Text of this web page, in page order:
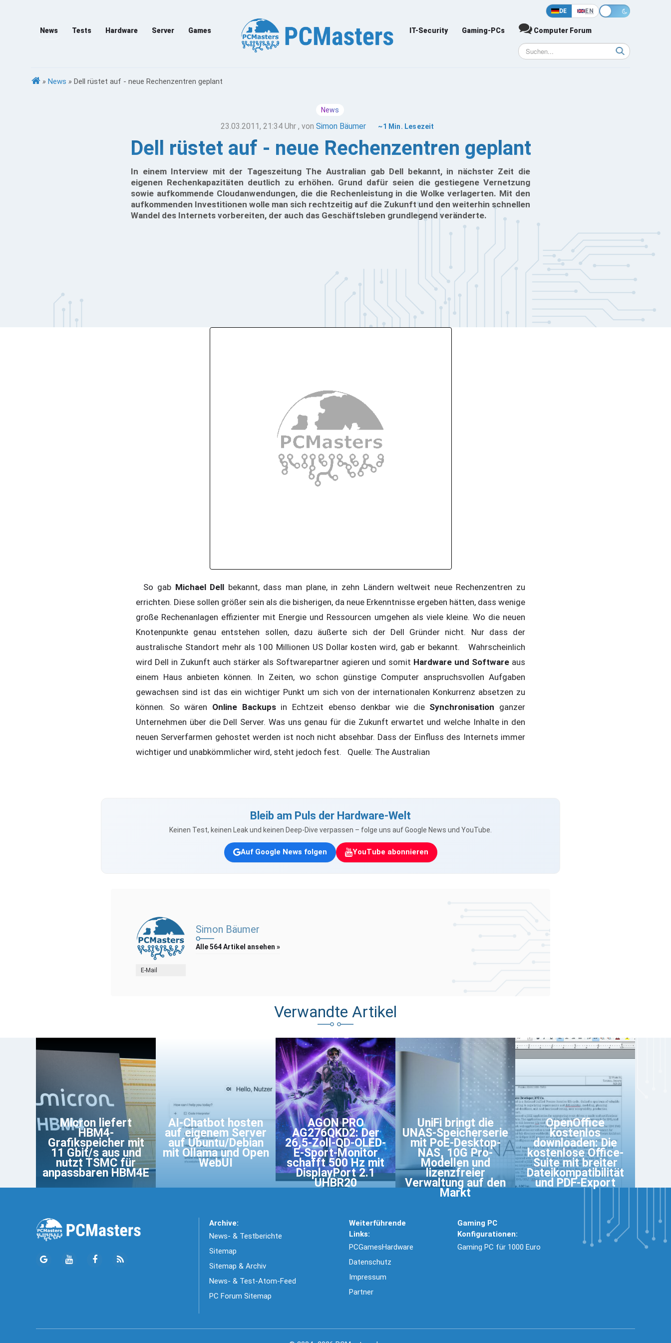
DE EN
News Tests Hardware Server Games IT-Security Gaming-PCs Computer Forum
» News » Dell rüstet auf - neue Rechenzentren geplant
News
23.03.2011, 21:34 Uhr , vonSimon Bäumer ~1 Min. Lesezeit
Dell rüstet auf - neue Rechenzentren geplant
In einem Interview mit der Tageszeitung The Australian gab Dell bekannt, in nächster Zeit die
eigenen Rechenkapazitäten deutlich zu erhöhen. Grund dafür seien die gestiegene Vernetzung
sowie aufkommende Cloudanwendungen, die die Rechenleistung in die Wolke verlagerten. Mit den
aufkommenden Investitionen wolle man sich rechtzeitig auf die Zukunft und den weiterhin schnellen
Wandel des Internets vorbereiten, der auch das Geschäftsleben grundlegend veränderte.
So gab Michael Dell bekannt, dass man plane, in zehn Ländern weltweit neue Rechenzentren zu
errichten. Diese sollen größer sein als die bisherigen, da neue Erkenntnisse ergeben hätten, dass wenige
große Rechenanlagen effizienter mit Energie und Ressourcen umgehen als viele kleine. Wo die neuen
Knotenpunkte genau entstehen sollen, dazu äußerte sich der Dell Gründer nicht. Nur dass der
australische Standort mehr als 100 Millionen US Dollar kosten wird, gab er bekannt. Wahrscheinlich
wird Dell in Zukunft auch stärker als Softwarepartner agieren und somit Hardware und Software aus
einem Haus anbieten können. In Zeiten, wo schon günstige Computer anspruchsvollen Aufgaben
gewachsen sind ist das ein wichtiger Punkt um sich von der internationalen Konkurrenz absetzen zu
können. So wären Online Backupsin Echtzeit ebenso denkbar wie die Synchronisation ganzer
Unternehmen über die Dell Server. Was uns genau für die Zukunft erwartet und welche Inhalte in den
neuen Serverfarmen gehostet werden ist noch nicht absehbar. Dass der Einfluss des Internets immer
wichtiger und unabkömmlicher wird, steht jedoch fest. Quelle: The Australian
Bleib am Puls der Hardware-Welt
Keinen Test, keinen Leak und keinen Deep-Dive verpassen – folge uns auf Google News und YouTube.
Auf Google News folgen YouTube abonnieren
E-Mail
Simon Bäumer
Alle 564 Artikel ansehen »
Verwandte Artikel
Micron liefert
HBM4-
Grafikspeicher mit
11 Gbit/s aus und
nutzt TSMC für
anpassbaren HBM4E
AI-Chatbot hosten
auf eigenem Server
auf Ubuntu/Debian
mit Ollama und Open
WebUI
AGON PRO
AG276QKD2: Der
26,5-Zoll-QD-OLED-
E-Sport-Monitor
schafft 500 Hz mit
DisplayPort 2.1
UHBR20
UniFi bringt die
UNAS-Speicherserie
mit PoE-Desktop-
NAS, 10G Pro-
Modellen und
lizenzfreier
Verwaltung auf den
Markt
OpenOffice
kostenlos
downloaden: Die
kostenlose Office-
Suite mit breiter
Dateikompatibilität
und PDF-Export
Archive:
News- & Testberichte
Sitemap
Sitemap & Archiv
News- & Test-Atom-Feed
PC Forum Sitemap
Weiterführende
Links:
PCGamesHardware
Datenschutz
Impressum
Partner
Gaming PC
Konfigurationen:
Gaming PC für 1000 Euro